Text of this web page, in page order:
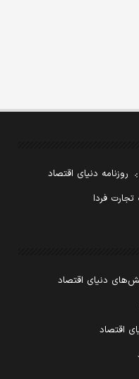
روزنامه دنیای اقتصاد
تجارت فردا
دنیای اقتصاد
اقتصاد